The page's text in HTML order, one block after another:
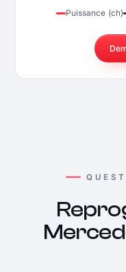
Puissance (ch)